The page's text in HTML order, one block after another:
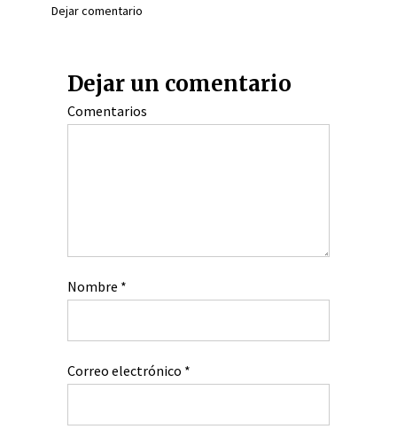
Dejar comentario
Dejar un comentario
Comentarios
Nombre *
Correo electrónico *